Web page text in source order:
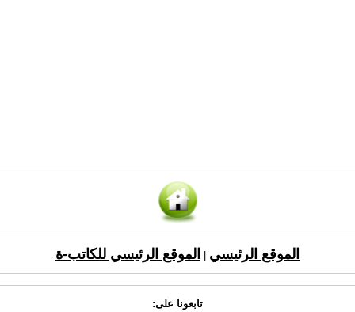
الموقع الرئيسي الموقع الرئيسي للكاتب-ة
تابعونا على: